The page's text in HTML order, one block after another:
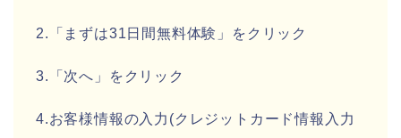
2.「まずは31日間無料体験」をクリック
3.「次へ」をクリック
4.お客様情報の入力(クレジットカード情報入力